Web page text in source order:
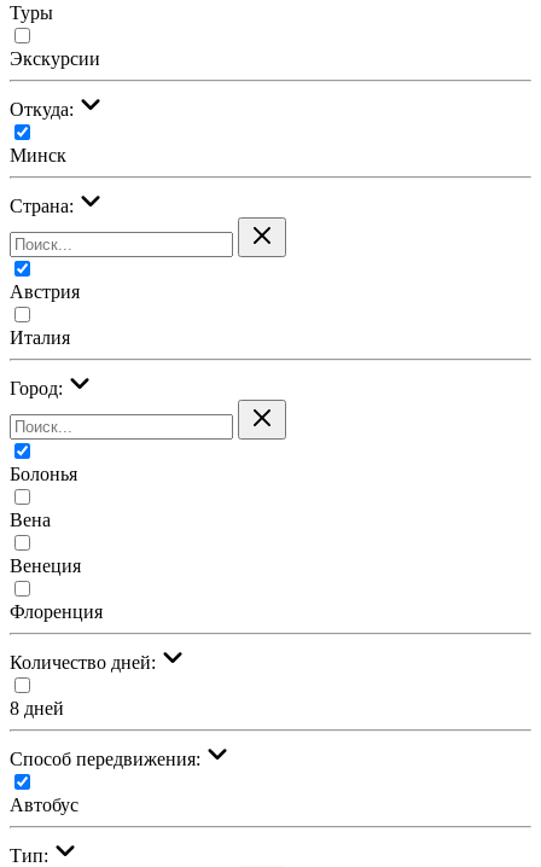
Туры
Экскурсии
Откуда:
Минск
Страна:
Австрия
Италия
Город:
Болонья
Вена
Венеция
Флоренция
Количество дней:
8 дней
Cпособ передвижения:
Автобус
Тип: